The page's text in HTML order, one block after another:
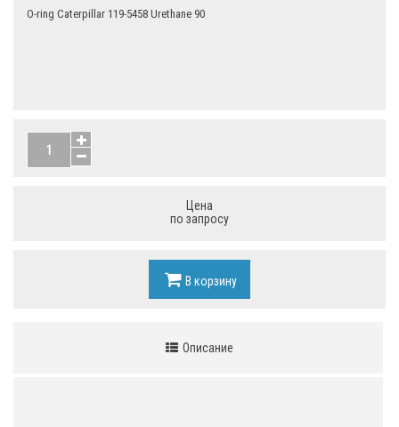
O-ring Caterpillar 119-5458 Urethane 90
Цена
по запросу
В корзину
Описание